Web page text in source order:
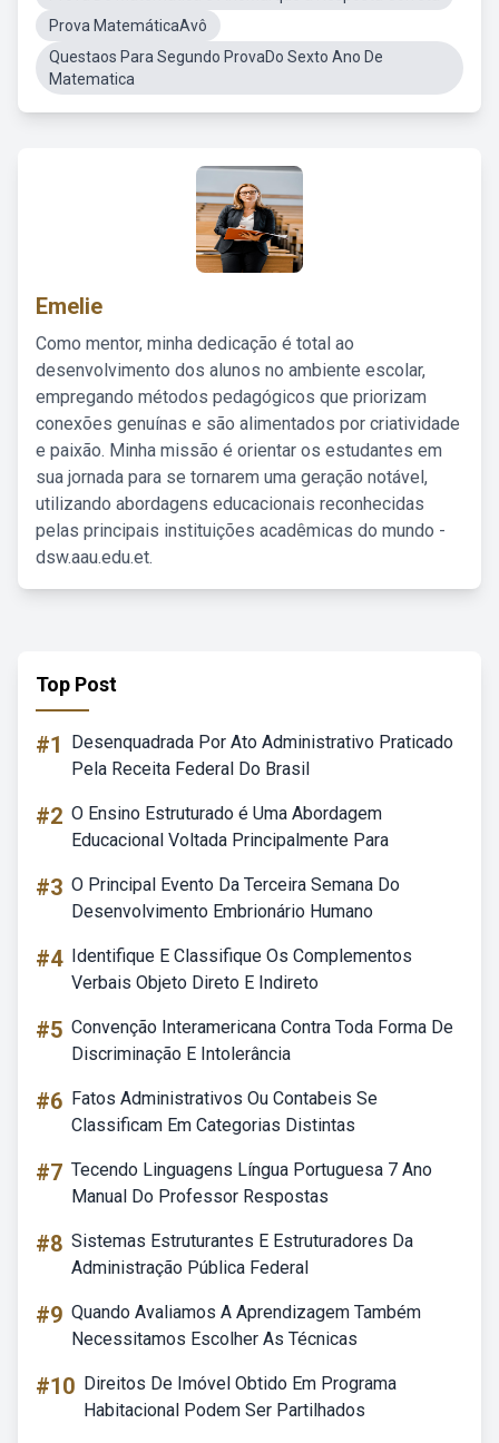
Prova MatemáticaAvô
Questaos Para Segundo ProvaDo Sexto Ano De
Matematica
Emelie
Como mentor, minha dedicação é total ao
desenvolvimento dos alunos no ambiente escolar,
empregando métodos pedagógicos que priorizam
conexões genuínas e são alimentados por criatividade
e paixão. Minha missão é orientar os estudantes em
sua jornada para se tornarem uma geração notável,
utilizando abordagens educacionais reconhecidas
pelas principais instituições acadêmicas do mundo -
dsw.aau.edu.et.
Top Post
#1
Desenquadrada Por Ato Administrativo Praticado
Pela Receita Federal Do Brasil
#2 O Ensino Estruturado é Uma Abordagem
Educacional Voltada Principalmente Para
#3 O Principal Evento Da Terceira Semana Do
Desenvolvimento Embrionário Humano
#4 Identifique E Classifique Os Complementos
Verbais Objeto Direto E Indireto
#5 Convenção Interamericana Contra Toda Forma De
Discriminação E Intolerância
#6 Fatos Administrativos Ou Contabeis Se
Classificam Em Categorias Distintas
#7 Tecendo Linguagens Língua Portuguesa 7 Ano
Manual Do Professor Respostas
#8 Sistemas Estruturantes E Estruturadores Da
Administração Pública Federal
#9 Quando Avaliamos A Aprendizagem Também
Necessitamos Escolher As Técnicas
#10 Direitos De Imóvel Obtido Em Programa
Habitacional Podem Ser Partilhados